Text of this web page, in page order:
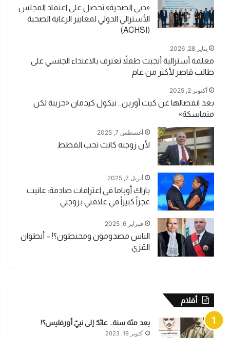
«دبي الصحية» تحصل على اعتماد المجلس
الأسترالي الدولي لمعايير الرعاية الصحية
(ACHSI)
يناير 28, 2026
معلمة أسترالية أنجبت طفلاً تعترف بالاعتداء الجنسي على
طالب قاصر لأكثر من عام
أكتوبر 2, 2025
بعد انفصالها عن كيث أوربن… نيكول كيدمان «حزينة لكن
متماسكة»
أغسطس 7, 2025
لأن زوجته كانت تحب القطط
أبريل 7, 2025
باراك أوباما في اعترافات صادمة: عانيت
عجزاً كبيراً في علاقتي بزوجتي
فبراير 6, 2025
الناس مصدومون ومحبطون؟! – أنطوان
القزي
أقلام
بعد مئة سنة.. عائدٌ إلى نبيّ أورفليس؟!
أكتوبر 19, 2023